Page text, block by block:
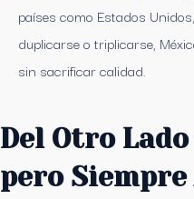
países como Estados
duplicarse o triplicarse,
sin sacrificar calidad.
Del Otro
pero Siempre